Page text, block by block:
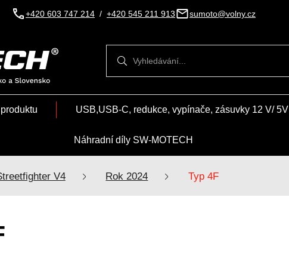
+420 603 747 214 / +420 545 211 913 sumoto@volny.cz
Vyhledávání
USB,USB-C, redukce, vypínače, zásuvky 12 V/ 5V
Náhradní díly SW-MOTECH
V4 Rok 2024 Typ 4F